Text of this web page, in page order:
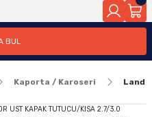
BUL
Kaporta / Karoseri Land